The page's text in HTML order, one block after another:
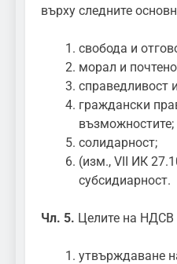
върху следните
свобода и
морал и
справедливост
граждански
възможностите;
солидарност;
(изм., VII ИК
субсидиарност.
Чл. 5. Целите на НДСВ
утвърждаване